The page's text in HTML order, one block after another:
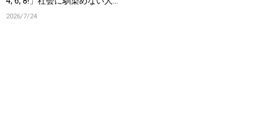
ちのためのアンセム！
2026/7/24